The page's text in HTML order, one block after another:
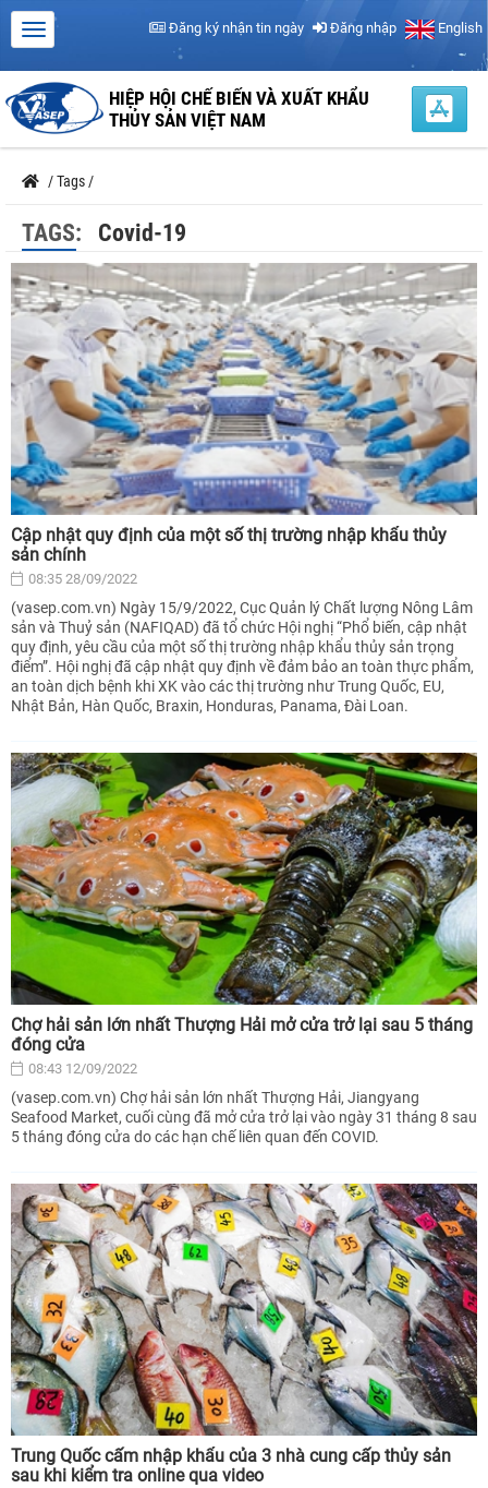
Đăng ký nhận tin ngày Đăng nhập English
HIỆP HỘI CHẾ BIẾN VÀ XUẤT KHẨU
THỦY SẢN VIỆT NAM
/Tags /
TAGS: Covid-19
Cập nhật quy định của một số thị trường nhập khẩu thủy
sản chính
08:35 28/09/2022
(vasep.com.vn) Ngày 15/9/2022, Cục Quản lý Chất lượng Nông Lâm
sản và Thuỷ sản (NAFIQAD) đã tổ chức Hội nghị “Phổ biến, cập nhật
quy định, yêu cầu của một số thị trường nhập khẩu thủy sản trọng
điểm”. Hội nghị đã cập nhật quy định về đảm bảo an toàn thực phẩm,
an toàn dịch bệnh khi XK vào các thị trường như Trung Quốc, EU,
Nhật Bản, Hàn Quốc, Braxin, Honduras, Panama, Đài Loan.
Chợ hải sản lớn nhất Thượng Hải mở cửa trở lại sau 5 tháng
đóng cửa
08:43 12/09/2022
(vasep.com.vn) Chợ hải sản lớn nhất Thượng Hải, Jiangyang
Seafood Market, cuối cùng đã mở cửa trở lại vào ngày 31 tháng 8 sau
5 tháng đóng cửa do các hạn chế liên quan đến COVID.
Trung Quốc cấm nhập khẩu của 3 nhà cung cấp thủy sản
sau khi kiểm tra online qua video